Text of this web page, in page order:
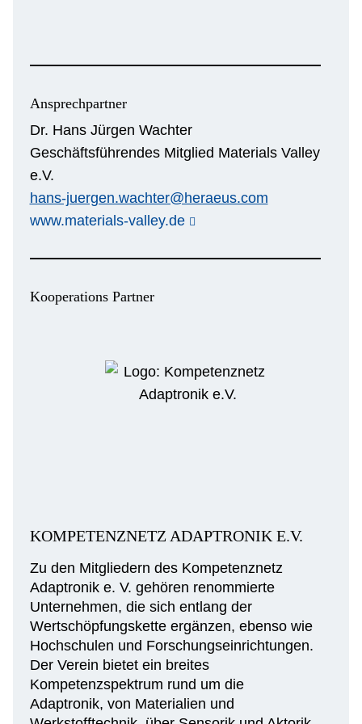
Ansprechpartner
Dr. Hans Jürgen Wachter
Geschäftsführendes Mitglied Materials Valley
e.V.
hans-juergen.wachter@heraeus.com
www.materials-valley.de
Kooperations Partner
KOMPETENZNETZ ADAPTRONIK E.V.
Zu den Mitgliedern des Kompetenznetz
Adaptronik e. V. gehören renommierte
Unternehmen, die sich entlang der
Wertschöpfungskette ergänzen, ebenso wie
Hochschulen und Forschungseinrichtungen.
Der Verein bietet ein breites
Kompetenzspektrum rund um die
Adaptronik, von Materialien und